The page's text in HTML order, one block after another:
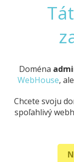
Doména
WebHouse,
Chcete svoju
spoľahlivý